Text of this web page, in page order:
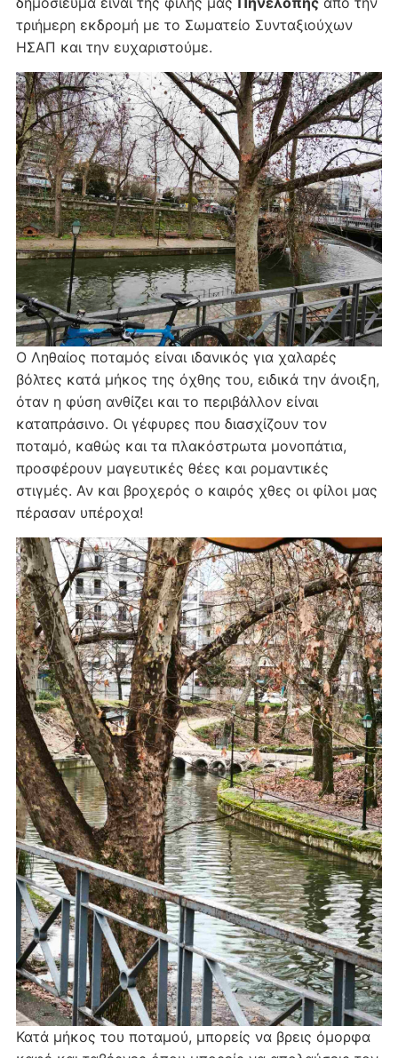
τριήμερη εκδρομή με το Σωματείο Συνταξιούχων
ΗΣΑΠ και την ευχαριστούμε.
Ο Ληθαίος ποταμός είναι ιδανικός για χαλαρές
βόλτες κατά μήκος της όχθης του, ειδικά την άνοιξη,
όταν η φύση ανθίζει και το περιβάλλον είναι
καταπράσινο. Οι γέφυρες που διασχίζουν τον
ποταμό, καθώς και τα πλακόστρωτα μονοπάτια,
προσφέρουν μαγευτικές θέες και ρομαντικές
στιγμές. Αν και βροχερός ο καιρός χθες οι φίλοι μας
πέρασαν υπέροχα!
Κατά μήκος του ποταμού, μπορείς να βρεις όμορφα